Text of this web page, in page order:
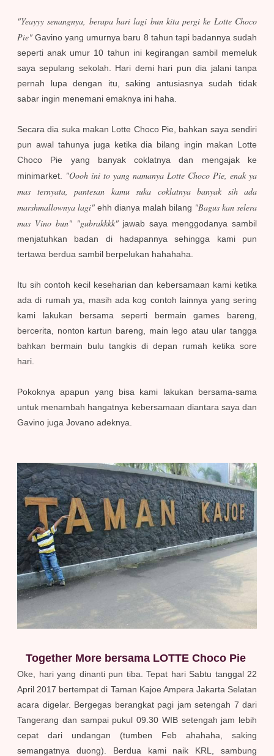
"Yeayyy senangnya, berapa hari lagi bun kita pergi ke Lotte Choco
Pie"Gavino yang umurnya baru 8 tahun tapi badannya sudah
seperti anak umur 10 tahun ini kegirangan sambil memeluk
saya sepulang sekolah. Hari demi hari pun dia jalani tanpa
pernah lupa dengan itu, saking antusiasnya sudah tidak
sabar ingin menemani emaknya ini haha.
Secara dia suka makan Lotte Choco Pie, bahkan saya sendiri
pun awal tahunya juga ketika dia bilang ingin makan Lotte
Choco Pie yang banyak coklatnya dan mengajak ke
minimarket. "Oooh ini to yang namanya Lotte Choco Pie, enak ya
mas ternyata, pantesan kamu suka coklatnya banyak sih ada
marshmallownya lagi" ehh dianya malah bilang "Bagus kan selera
mas Vino bun" "gubrakkkk"jawab saya menggodanya sambil
menjatuhkan badan di hadapannya sehingga kami pun
tertawa berdua sambil berpelukan hahahaha.
Itu sih contoh kecil keseharian dan kebersamaan kami ketika
ada di rumah ya, masih ada kog contoh lainnya yang sering
kami lakukan bersama seperti bermain games bareng,
bercerita, nonton kartun bareng, main lego atau ular tangga
bahkan bermain bulu tangkis di depan rumah ketika sore
hari.
Pokoknya apapun yang bisa kami lakukan bersama-sama
untuk menambah hangatnya kebersamaan diantara saya dan
Gavino juga Jovano adeknya.
Together More bersama LOTTE Choco Pie
Oke, hari yang dinanti pun tiba. Tepat hari Sabtu tanggal 22
April 2017 bertempat di Taman Kajoe Ampera Jakarta Selatan
acara digelar. Bergegas berangkat pagi jam setengah 7 dari
Tangerang dan sampai pukul 09.30 WIB setengah jam lebih
cepat dari undangan (tumben Feb ahahaha, saking
semangatnya duong). Berdua kami naik KRL, sambung